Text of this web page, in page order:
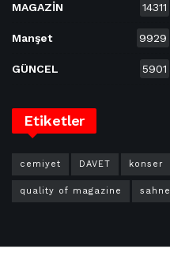
MAGAZİN 14311
Manşet 9929
GÜNCEL 5901
Etiketler
cemiyet DAVET konser
quality of magazine sahne